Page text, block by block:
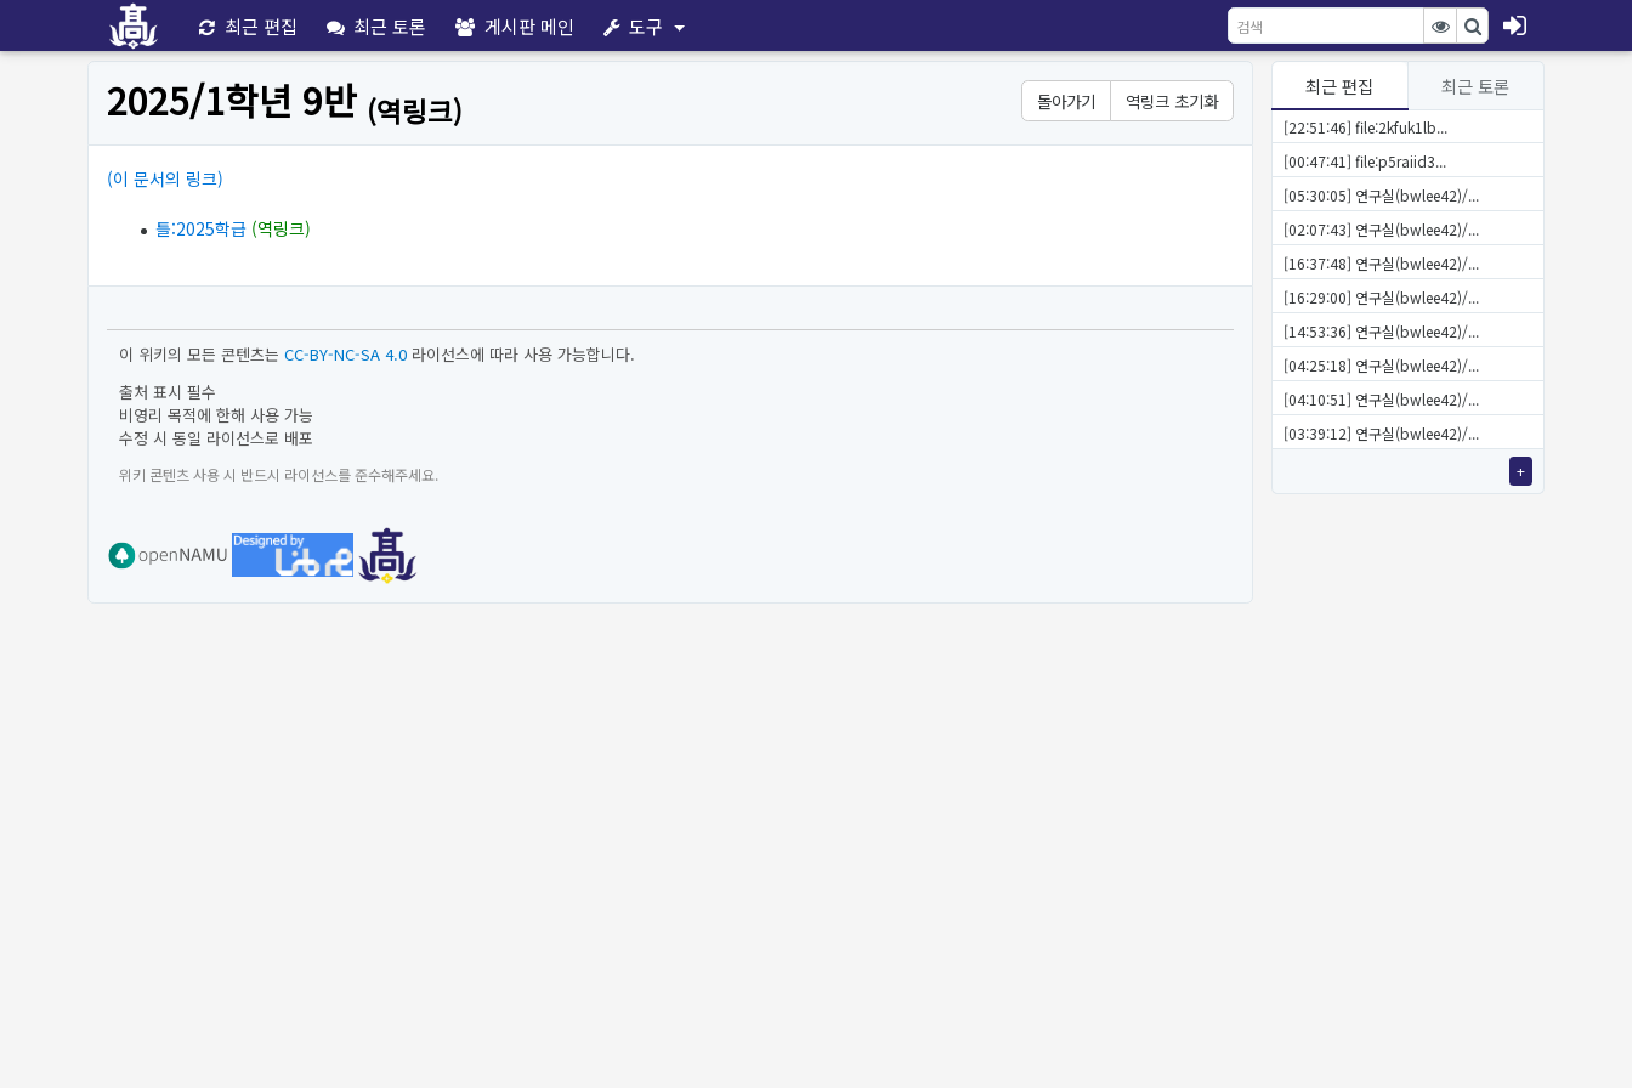
최근 편집 최근 토론 게시판 메인 도구
최근 편집 최근 토론
[22:51:46] file:2kfuk1lb...
[00:47:41] file:p5raiid3...
[05:30:05] 연구실(bwlee42)/...
[02:07:43] 연구실(bwlee42)/...
[16:37:48] 연구실(bwlee42)/...
[16:29:00] 연구실(bwlee42)/...
[14:53:36] 연구실(bwlee42)/...
[04:25:18] 연구실(bwlee42)/...
[04:10:51] 연구실(bwlee42)/...
[03:39:12] 연구실(bwlee42)/...
+
돌아가기 역링크 초기화
2025/1학년 9반 (역링크)
(이 문서의 링크)
틀:2025학급 (역링크)
이 위키의 모든 콘텐츠는 CC-BY-NC-SA 4.0 라이선스에 따라 사용 가능합니다.
출처 표시 필수
비영리 목적에 한해 사용 가능
수정 시 동일 라이선스로 배포
위키 콘텐츠 사용 시 반드시 라이선스를 준수해주세요.